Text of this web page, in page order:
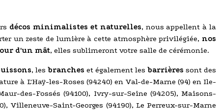
décos minimalistes et naturelles, nous appellent à la
un zeste de lumière à cette atmosphère privilégiée, nos
d'un mât, elles sublimeront votre salle de cérémonie.
, lesbranches et également lesbarrières sont des
à L'Haÿ-les-Roses (94240) en Val-de-Marne (94) en Ile-
des-Fossés (94100), Ivry-sur-Seine (94205), Maisons-
Villeneuve-Saint-Georges (94190), Le Perreux-sur-Marne